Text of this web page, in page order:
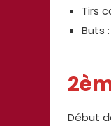
Tirs
Buts
Début